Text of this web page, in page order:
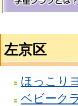
左京区
ほっこり
ベビーク